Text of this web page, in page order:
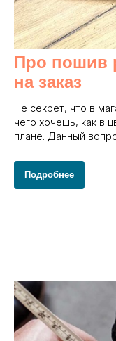
Про пошив
на заказ
Не секрет, что в
чего хочешь, как в
плане. Данный
Подробнее